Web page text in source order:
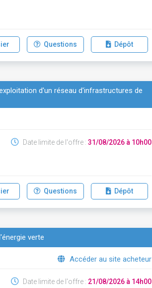
Questions Dépôt
d'un réseau d'infrastructures de
Date limite de l'offre : 31/08/2026 à 10h00
Questions Dépôt
verte
Accéder au site acheteur
Date limite de l'offre : 21/08/2026 à 14h00